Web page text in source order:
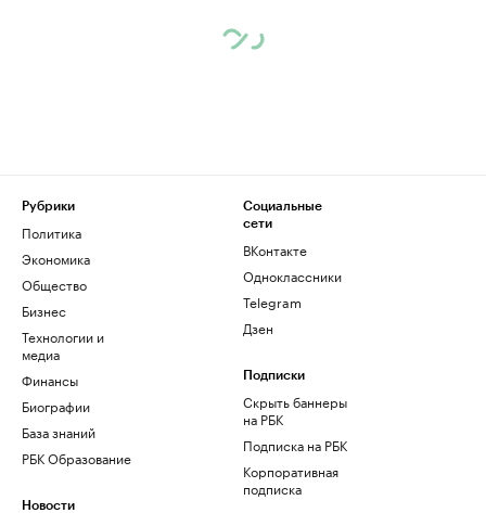
Рубрики
Политика
Экономика
Общество
Бизнес
Технологии и
медиа
Финансы
Биографии
База знаний
РБК Образование
Новости
Социальные
сети
ВКонтакте
Одноклассники
Telegram
Дзен
Подписки
Скрыть баннеры
на РБК
Подписка на РБК
Корпоративная
подписка